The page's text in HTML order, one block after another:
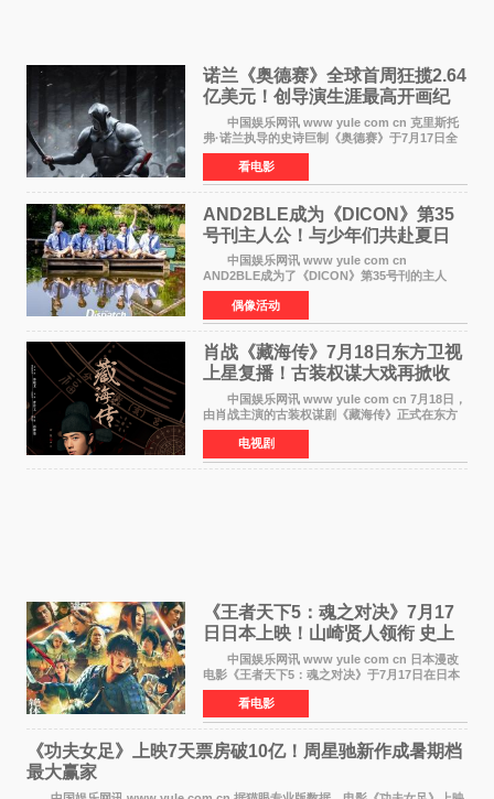
诺兰《奥德赛》全球首周狂揽2.64
亿美元！创导演生涯最高开画纪
中国娱乐网讯 www yule com cn 克里斯托
弗·诺兰执导的史诗巨制《奥德赛》于7月17日全
球上映，首周末票房表现远超预期——北美首周
三天粗报1 245亿美元（开画3919馆），全球首周
2 641亿美元
看电影
AND2BLE成为《DICON》第35
号刊主人公！与少年们共赴夏日
之约
中国娱乐网讯 www yule com cn
AND2BLE成为了《DICON》第35号刊的主人
公，本期标题为And The Summer。作为出道后
首次担任杂志画报主角的完整体，AND2BLE用清
澈的少年感与全新的夏天相遇了
偶像活动
肖战《藏海传》7月18日东方卫视
上星复播！古装权谋大戏再掀收
视热潮
中国娱乐网讯 www yule com cn 7月18日，
由肖战主演的古装权谋剧《藏海传》正式在东方
卫视上星复播，引发广泛关注。该剧此前已在网
络平台播出，凭借精良制作和紧凑剧情收获不俗
口碑，此次上
电视剧
《王者天下5：魂之对决》7月17
日日本上映！山崎贤人领衔 史上
最大“函谷关防卫战”
中国娱乐网讯 www yule com cn 日本漫改
电影《王者天下5：魂之对决》于7月17日在日本
全国上映。这部由佐藤信介执导、山崎贤人主演
的历史动作片，改编自原泰久同名人气漫画，继
续讲述信和漂
看电影
《功夫女足》上映7天票房破10亿！周星驰新作成暑期档
最大赢家